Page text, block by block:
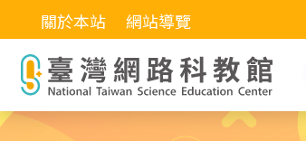
關於本站 網站導覽